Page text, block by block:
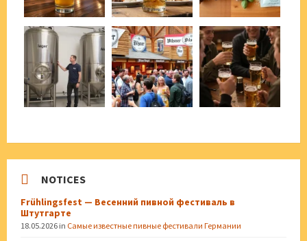
NOTICES
Frühlingsfest — Весенний пивной фестиваль в
Штутгарте
18.05.2026 in Самые известные пивные фестивали Германии